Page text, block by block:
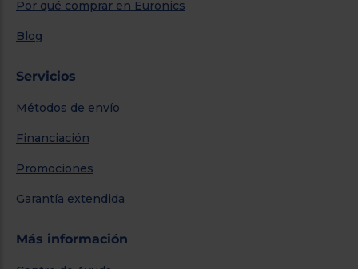
Por qué comprar en Euronics
Blog
Servicios
Métodos de envío
Financiación
Promociones
Garantía extendida
Más información